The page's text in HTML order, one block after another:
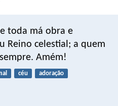
toda má obra e
Reino celestial; a quem
Amém!
céu adoração